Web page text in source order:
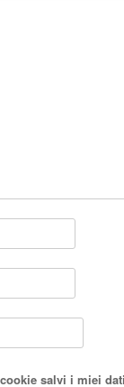
salvi i miei